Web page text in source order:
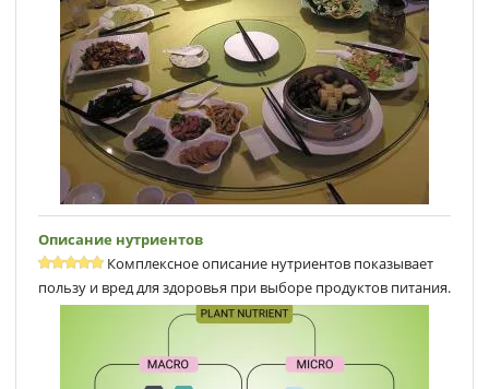
Описание нутриентов
Комплексное описание нутриентов показывает
пользу и вред для здоровья при выборе продуктов питания.